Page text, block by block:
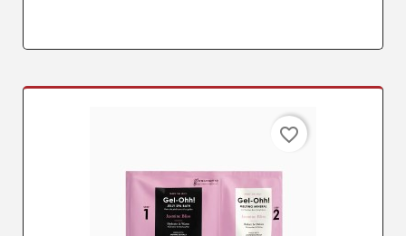
favorite_border